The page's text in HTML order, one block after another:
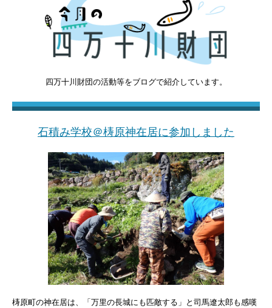
四万十川財団の活動等をブログで紹介しています。
石積み学校＠梼原神在居に参加しました
梼原町の神在居は、「万里の長城にも匹敵する」と司馬遼太郎も感嘆